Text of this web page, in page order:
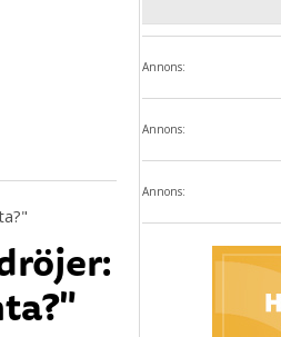
Annons:
Annons:
Annons: